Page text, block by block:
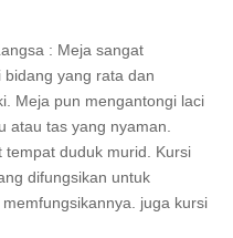
: Meja sangat
yang rata dan
Meja pun mengantongi laci
atau tas yang nyaman.
duduk murid. Kursi
difungsikan untuk
juga kursi